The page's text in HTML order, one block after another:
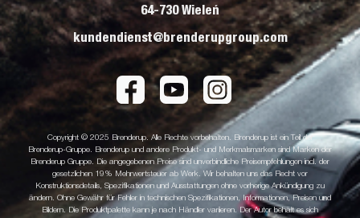
64-730 Wieleń
kundendienst@brenderupgroup.com
Copyright © 2025 Brenderup. Alle Rechte vorbehalten. Brenderup ist ein Teil der
Brenderup-Gruppe. Brenderup und andere Produkt- und Merkmalsmarken sind Marken der
Brenderup Gruppe. Die angegebenen Preise sind unverbindliche Preisempfehlungen incl. der
gesetzlichen 19% Mehrwertsteuer ab Werk. Wir behalten uns das Recht vor
Konstruktionsdetails, Spezifikationen und Ausstattungen ohne vorherige Ankündigung zu
ändern. Ohne Gewähr für Fehler in technischen Spezifikationen, Informationen, Preisen und
Bildern. Die Produktpalette kann je nach Händler variieren. Der Autor behält es sich